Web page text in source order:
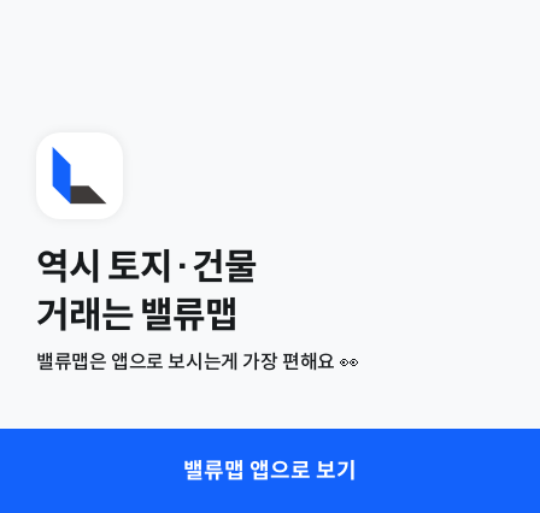
역시 토지·건물
거래는 밸류맵
밸류맵은 앱으로 보시는게 가장 편해요 👀
밸류맵 앱으로 보기